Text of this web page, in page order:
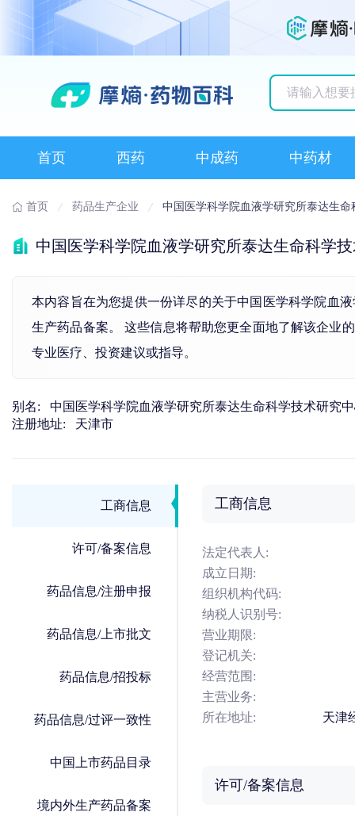
首页 西药 中成药 中药材
首页 药品生产企业 中国医学科学院血液学研究所泰达生命
中国医学科学院血液学研究所泰达生命科学
本内容旨在为您提供一份详尽的关于中国医学科学院血
生产药品备案。 这些信息将帮助您更全面地了解该企业
专业医疗、投资建议或指导。
别名:
中国医学科学院血液学研究所泰达生命科学技术研究
注册地址:
天津市
工商信息
许可/备案信息
药品信息/注册申报
药品信息/上市批文
药品信息/招投标
药品信息/过评一致性
中国上市药品目录
境内外生产药品备案
工商信息
法定代表人:
成立日期:
组织机构代码:
纳税人识别号:
营业期限:
登记机关:
经营范围:
主营业务:
所在地址:
天津
许可/备案信息